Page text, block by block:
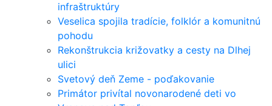
infraštruktúry
Veselica spojila tradície, folklór a komunitnú
pohodu
Rekonštrukcia križovatky a cesty na Dlhej
ulici
Svetový deň Zeme - poďakovanie
Primátor privítal novonarodené deti vo